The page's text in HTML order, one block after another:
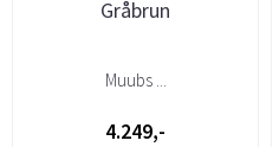
Gråbrun
Muubs ...
4.249,-